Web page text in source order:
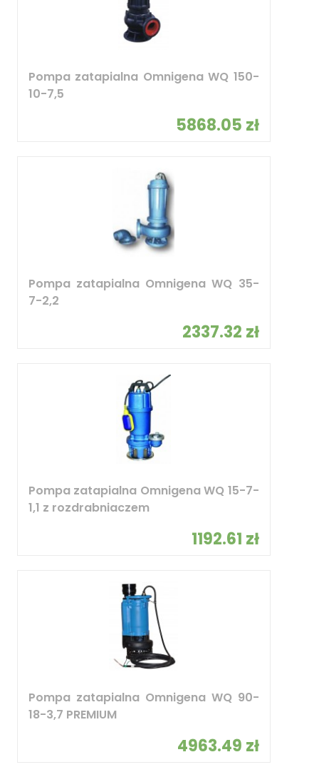
Pompa zatapialna Omnigena WQ 150-
10-7,5
5868.05 zł
Pompa zatapialna Omnigena WQ 35-
7-2,2
2337.32 zł
Pompa zatapialna Omnigena WQ 15-7-
1,1 z rozdrabniaczem
1192.61 zł
Pompa zatapialna Omnigena WQ 90-
18-3,7 PREMIUM
4963.49 zł